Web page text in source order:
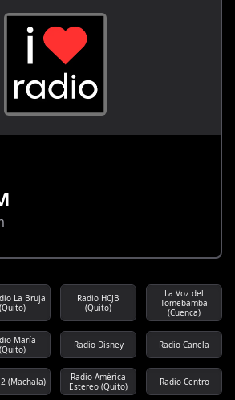
La Bruja
(Quito)
Radio HCJB
(Quito)
La Voz del
Tomebamba
(Cuenca)
María
(Quito)
Radio Disney Radio Canela
2 (Machala)
Radio América
Estereo (Quito)
Radio Centro